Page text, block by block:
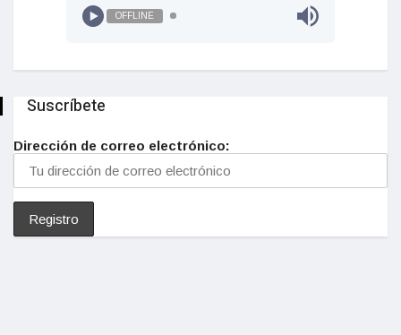
OFFLINE
Suscríbete
Dirección de correo electrónico: